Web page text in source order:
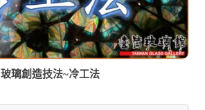
玻璃創造技法~冷工法